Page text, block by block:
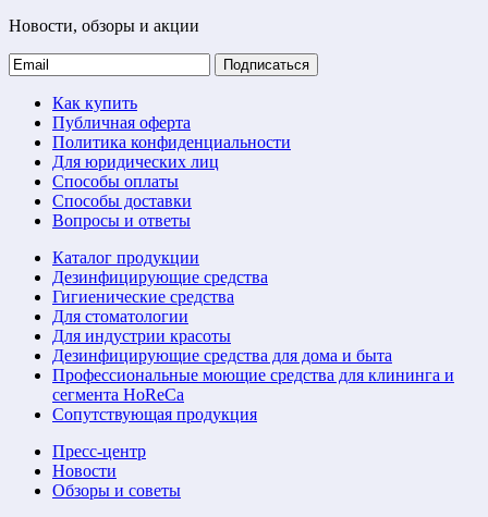
Новости, обзоры и акции
Подписаться
Как купить
Публичная оферта
Политика конфиденциальности
Для юридических лиц
Способы оплаты
Способы доставки
Вопросы и ответы
Каталог продукции
Дезинфицирующие средства
Гигиенические средства
Для стоматологии
Для индустрии красоты
Дезинфицирующие средства для дома и быта
Профессиональные моющие средства для клининга и
сегмента HoReCa
Сопутствующая продукция
Пресс-центр
Новости
Обзоры и советы